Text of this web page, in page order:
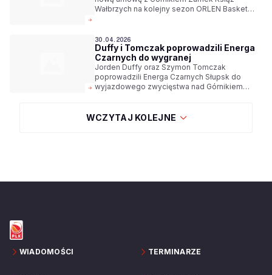
Wałbrzych na kolejny sezon ORLEN Basket
30.04.2026
Duffy i Tomczak poprowadzili Energa
Czarnych do wygranej
Jorden Duffy oraz Szymon Tomczak
poprowadzili Energa Czarnych Słupsk do
wyjazdowego zwycięstwa nad Górnikiem
WCZYTAJ KOLEJNE
WIADOMOŚCI TERMINARZE